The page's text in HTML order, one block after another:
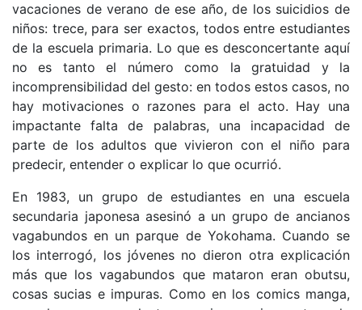
vacaciones de verano de ese año, de los suicidios de
niños: trece, para ser exactos, todos entre estudiantes
de la escuela primaria. Lo que es desconcertante aquí
no es tanto el número como la gratuidad y la
incomprensibilidad del gesto: en todos estos casos, no
hay motivaciones o razones para el acto. Hay una
impactante falta de palabras, una incapacidad de
parte de los adultos que vivieron con el niño para
predecir, entender o explicar lo que ocurrió.
En 1983, un grupo de estudiantes en una escuela
secundaria japonesa asesinó a un grupo de ancianos
vagabundos en un parque de Yokohama. Cuando se
los interrogó, los jóvenes no dieron otra explicación
más que los vagabundos que mataron eran obutsu,
cosas sucias e impuras. Como en los comics manga,